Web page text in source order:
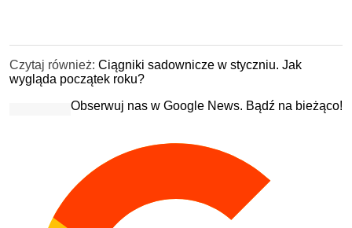
Czytaj również: Ciągniki sadownicze w styczniu. Jak
wygląda początek roku?
Obserwuj nas w Google News. Bądź na bieżąco!